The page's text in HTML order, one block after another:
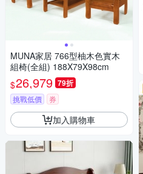
MUNA家居 766型柚木色實木
組椅(全組) 188X79X98cm
$26,979 79折
挑戰低價 券
加入購物車